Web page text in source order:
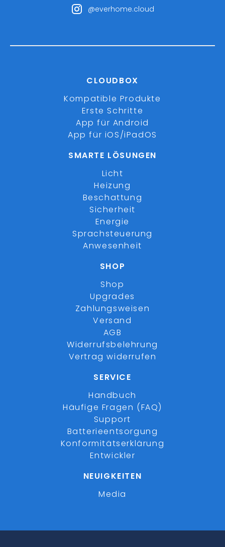
@everhome.cloud
CLOUDBOX
Kompatible Produkte
Erste Schritte
App für Android
App für iOS/iPadOS
SMARTE LÖSUNGEN
Licht
Heizung
Beschattung
Sicherheit
Energie
Sprachsteuerung
Anwesenheit
SHOP
Shop
Upgrades
Zahlungsweisen
Versand
AGB
Widerrufsbelehrung
Vertrag widerrufen
SERVICE
Handbuch
Häufige Fragen (FAQ)
Support
Batterieentsorgung
Konformitätserklärung
Entwickler
NEUIGKEITEN
Media